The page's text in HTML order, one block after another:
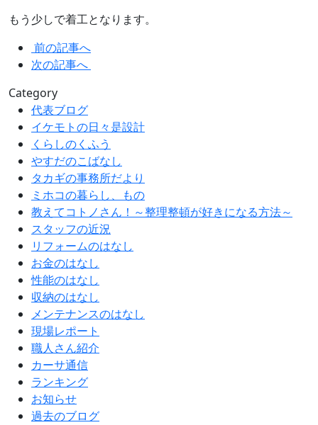
もう少しで着工となります。
前の記事へ
次の記事へ
Category
代表ブログ
イケモトの日々是設計
くらしのくふう
やすだのこばなし
タカギの事務所だより
ミホコの暮らし、もの
教えてコトノさん！～整理整頓が好きになる方法～
スタッフの近況
リフォームのはなし
お金のはなし
性能のはなし
収納のはなし
メンテナンスのはなし
現場レポート
職人さん紹介
カーサ通信
ランキング
お知らせ
過去のブログ